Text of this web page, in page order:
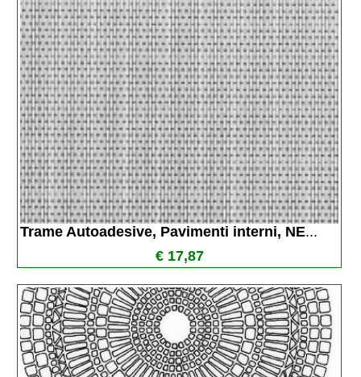
Trame Autoadesive, Pavimenti interni, NE...
€ 17,87